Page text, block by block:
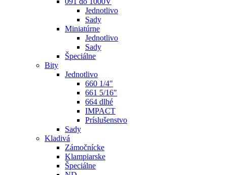
Jednotlivo
Sady
Miniatúrne
Jednotlivo
Sady
Špeciálne
Bity
Jednotlivo
660 1/4"
661 5/16"
664 dlhé
IMPACT
Príslušenstvo
Sady
Kladivá
Zámočnícke
Klampiarske
Špeciálne